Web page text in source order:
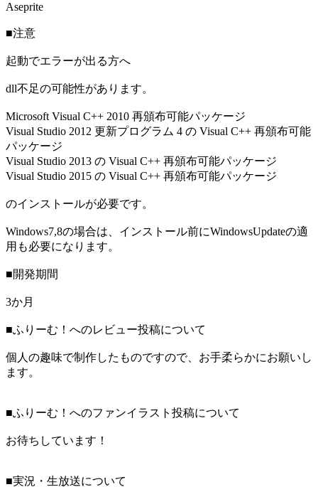
Aseprite
■注意
起動でエラーが出る方へ
dll不足の可能性があります。
Microsoft Visual C++ 2010 再頒布可能パッケージ
Visual Studio 2012 更新プログラム 4 の Visual C++ 再頒布可能
パッケージ
Visual Studio 2013 の Visual C++ 再頒布可能パッケージ
Visual Studio 2015 の Visual C++ 再頒布可能パッケージ
のインストールが必要です。
Windows7,8の場合は、インストール前にWindowsUpdateの適
用も必要になります。
■開発期間
3か月
■ふりーむ！へのレビュー投稿について
個人の趣味で制作したものですので、お手柔らかにお願いし
ます。
■ふりーむ！へのファンイラスト投稿について
お待ちしています！
■実況・生放送について